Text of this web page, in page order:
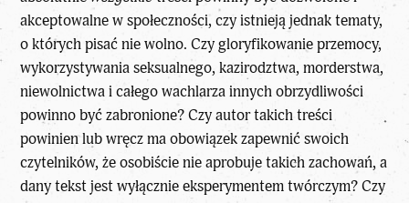
akceptowalne w społeczności, czy istnieją jednak tematy,
o których pisać nie wolno. Czy gloryfikowanie przemocy,
wykorzystywania seksualnego, kazirodztwa, morderstwa,
niewolnictwa i całego wachlarza innych obrzydliwości
powinno być zabronione? Czy autor takich treści
powinien lub wręcz ma obowiązek zapewnić swoich
czytelników, że osobiście nie aprobuje takich zachowań, a
dany tekst jest wyłącznie eksperymentem twórczym? Czy